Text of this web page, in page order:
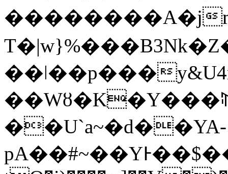
��������A�j
��ǀ��p���
��U`a~�d��YA-